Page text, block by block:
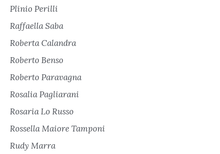
Plinio Perilli
Raffaella Saba
Roberta Calandra
Roberto Benso
Roberto Paravagna
Rosalia Pagliarani
Rosaria Lo Russo
Rossella Maiore Tamponi
Rudy Marra